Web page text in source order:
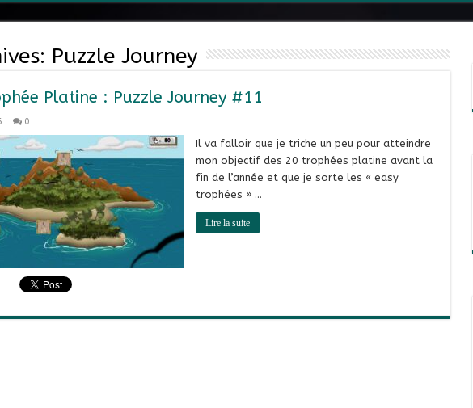
Puzzle Journey
Platine : Puzzle Journey #11
0
Il va falloir que je triche un peu pour atteindre
mon objectif des 20 trophées platine avant la
fin de l’année et que je sorte les « easy
trophées » …
Lire la suite